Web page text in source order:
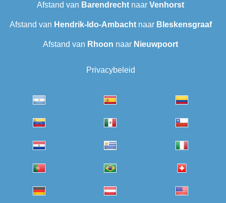
Afstand van Barendrecht‎ naar Venhorst
Afstand van Hendrik-Ido-Ambachtnaar Bleskensgraaf
Afstand van Rhoon naar Nieuwpoort
Privacybeleid